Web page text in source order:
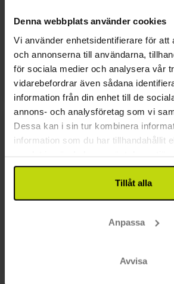
Denna webbplats använder cookies
Vi använder enhetsidentifierare för att
och annonserna till användarna,
för sociala medier och analysera vår
vidarebefordrar även sådana
information från din enhet till de
annons- och analysföretag som vi
Dessa kan i sin tur kombinera
information som du har tillhandahållit
Tillåt alla
Anpassa
Avvisa
Parken har inte öppet året runt,
från maj till augusti, vissa helger
samt vissa lov, så dubbekolla
parkens hemsida innan ni